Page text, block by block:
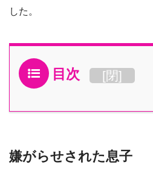
した。
目次 [閉]
嫌がらせされた息子